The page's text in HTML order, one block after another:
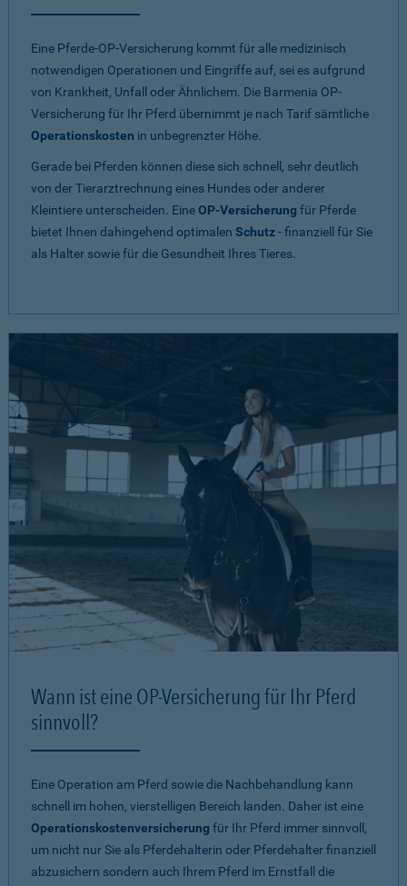
Eine Pferde-OP-Versicherung kommt für alle medizinisch
notwendigen Operationen und Eingriffe auf, sei es aufgrund
von Krankheit, Unfall oder Ähnlichem. Die Barmenia OP-
Versicherung für Ihr Pferd übernimmt je nach Tarif sämtliche
Operationskosten in unbegrenzter Höhe.
Gerade bei Pferden können diese sich schnell, sehr deutlich
von der Tierarztrechnung eines Hundes oder anderer
Kleintiere unterscheiden. EineOP-Versicherung für Pferde
bietet Ihnen dahingehend optimalen Schutz- finanziell für Sie
als Halter sowie für die Gesundheit Ihres Tieres.
Wann ist eine OP-Versicherung für Ihr Pferd
sinnvoll?
Eine Operation am Pferd sowie die Nachbehandlung kann
schnell im hohen, vierstelligen Bereich landen. Daher ist eine
Operationskostenversicherung für Ihr Pferd immer sinnvoll,
um nicht nur Sie als Pferdehalterin oder Pferdehalter finanziell
abzusichern sondern auch Ihrem Pferd im Ernstfall die